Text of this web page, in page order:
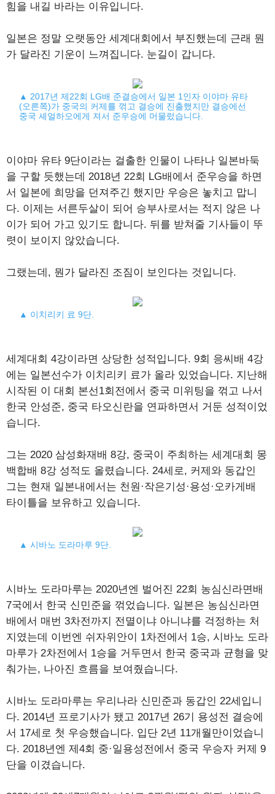
힘을 내길 바라는 이유입니다.
일본은 정말 오랫동안 세계대회에서 부진했는데 근래 뭔
가 달라진 기운이 느껴집니다. 눈길이 갑니다.
▲ 2017년 제22회 LG배 준결승에서 일본 1인자 이야마 유타
(오른쪽)가 중국의 커제를 꺾고 결승에 진출했지만 결승에선
중국 셰얼하오에게 져서 준우승에 머물렀습니다.
이야마 유타 9단이라는 걸출한 인물이 나타나 일본바둑
을 구할 듯했는데 2018년 22회 LG배에서 준우승을 하면
서 일본에 희망을 던져주긴 했지만 우승은 놓치고 맙니
다. 이제는 서른두살이 되어 승부사로서는 적지 않은 나
이가 되어 가고 있기도 합니다. 뒤를 받쳐줄 기사들이 뚜
렷이 보이지 않았습니다.
그랬는데, 뭔가 달라진 조짐이 보인다는 것입니다.
▲ 이치리키 료 9단.
세계대회 4강이라면 상당한 성적입니다. 9회 응씨배 4강
에는 일본선수가 이치리키 료가 올라 있었습니다. 지난해
시작된 이 대회 본선1회전에서 중국 미위팅을 꺾고 나서
한국 안성준, 중국 타오신란을 연파하면서 거둔 성적이었
습니다.
그는 2020 삼성화재배 8강, 중국이 주최하는 세계대회 몽
백합배 8강 성적도 올렸습니다. 24세로, 커제와 동갑인
그는 현재 일본내에서는 천원·작은기성·용성·오카게배
타이틀을 보유하고 있습니다.
▲ 시바노 도라마루 9단.
시바노 도라마루는 2020년엔 벌어진 22회 농심신라면배
7국에서 한국 신민준을 꺾었습니다. 일본은 농심신라면
배에서 매번 3차전까지 전멸이냐 아니냐를 걱정하는 처
지였는데 이번엔 쉬자위안이 1차전에서 1승, 시바노 도라
마루가 2차전에서 1승을 거두면서 한국 중국과 균형을 맞
춰가는, 나아진 흐름을 보여줬습니다.
시바노 도라마루는 우리나라 신민준과 동갑인 22세입니
다. 2014년 프로기사가 됐고 2017년 26기 용성전 결승에
서 17세로 첫 우승했습니다. 입단 2년 11개월만이었습니
다. 2018년엔 제4회 중·일용성전에서 중국 우승자 커제 9
단을 이겼습니다.